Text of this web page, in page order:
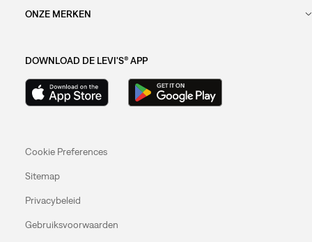
ONZE MERKEN
DOWNLOAD DE LEVI'S® APP
Cookie Preferences
Sitemap
Privacybeleid
Gebruiksvoorwaarden